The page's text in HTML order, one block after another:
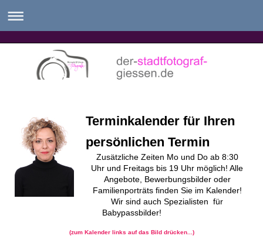
Terminkalender für Ihren
persönlichen Termin
Zusätzliche Zeiten Mo und Do ab 8:30
Uhr und Freitags bis 19 Uhr möglich! Alle
Angebote, Bewerbungsbilder oder
Familienporträts finden Sie im Kalender!
Wir sind auch Spezialisten für
Babypassbilder!
(zum Kalender links auf das Bild drücken...)